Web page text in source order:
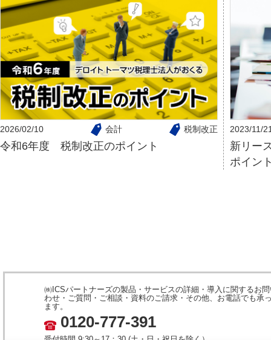
2026/02/10 会計 税制改正
令和6年度 税制改正のポイント
2023/11/
新リー
ポイン
㈱ICSパートナーズの製品・サービスの詳細・導入に関するお
わせ・ご質問・ご相談・資料のご請求・その他、お電話でも承
ます。
0120-777-391